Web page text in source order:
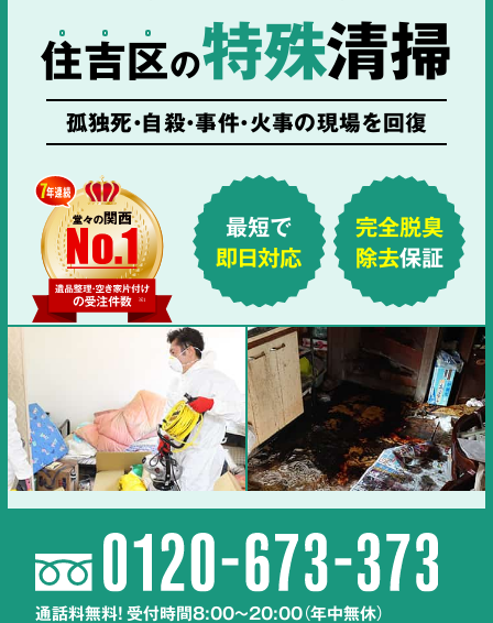
住吉区の特殊清掃
孤独死・自殺・事件・火事の現場を回復
最短で
即日対応
完全脱臭
除去保証
通話料無料! 受付時間8:00～20:00（年中無休）